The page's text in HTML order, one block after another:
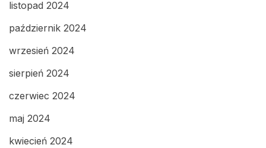
listopad 2024
październik 2024
wrzesień 2024
sierpień 2024
czerwiec 2024
maj 2024
kwiecień 2024